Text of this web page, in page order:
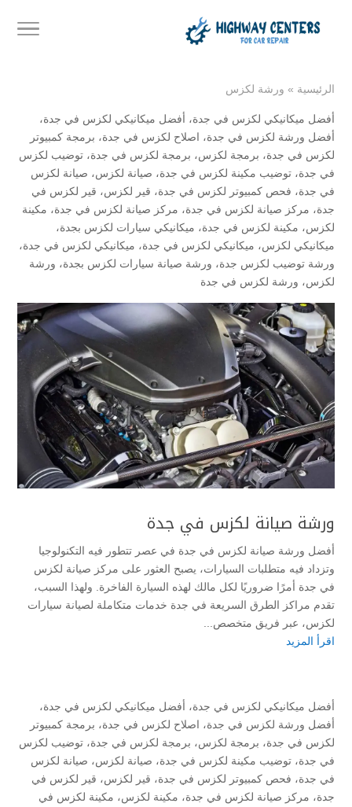
الرئيسية » ورشة لكزس
أفضل ميكانيكي لكزس في جدة، أفضل ميكانيكي لكزس في جدة،
أفضل ورشة لكزس في جدة، اصلاح لكزس في جدة، برمجة كمبيوتر
لكزس في جدة، برمجة لكزس، برمجة لكزس في جدة، توضيب لكزس
في جدة، توضيب مكينة لكزس في جدة، صيانة لكزس، صيانة لكزس
في جدة، فحص كمبيوتر لكزس في جدة، قير لكزس، قير لكزس في
جدة، مركز صيانة لكزس في جدة، مركز صيانة لكزس في جدة، مكينة
لكزس، مكينة لكزس في جدة، ميكانيكي سيارات لكزس بجدة،
ميكانيكي لكزس، ميكانيكي لكزس في جدة، ميكانيكي لكزس في جدة،
ورشة توضيب لكزس جدة، ورشة صيانة سيارات لكزس بجدة، ورشة
لكزس، ورشة لكزس في جدة
ورشة صيانة لكزس في جدة
أفضل ورشة صيانة لكزس في جدة في عصر تتطور فيه التكنولوجيا
وتزداد فيه متطلبات السيارات، يصبح العثور على مركز صيانة لكزس
في جدة أمرًا ضروريًا لكل مالك لهذه السيارة الفاخرة. ولهذا السبب،
تقدم مراكز الطرق السريعة في جدة خدمات متكاملة لصيانة سيارات
لكزس، عبر فريق متخصص...
اقرأ المزيد
أفضل ميكانيكي لكزس في جدة، أفضل ميكانيكي لكزس في جدة،
أفضل ورشة لكزس في جدة، اصلاح لكزس في جدة، برمجة كمبيوتر
لكزس في جدة، برمجة لكزس، برمجة لكزس في جدة، توضيب لكزس
في جدة، توضيب مكينة لكزس في جدة، صيانة لكزس، صيانة لكزس
في جدة، فحص كمبيوتر لكزس في جدة، قير لكزس، قير لكزس في
جدة، مركز صيانة لكزس في جدة، مكينة لكزس، مكينة لكزس في